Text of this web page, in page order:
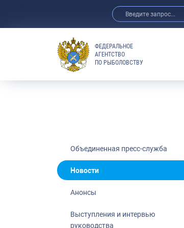
ФЕДЕРАЛЬНОЕ
АГЕНТСТВО
ПО РЫБОЛОВСТВУ
Объединенная пресс-служба
Новости
Анонсы
Выступления и интервью
руководства